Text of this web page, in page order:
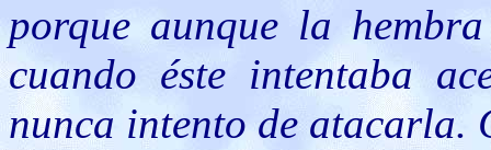
porque aunque la
cuando éste intentaba
nunca intento de atacarla.